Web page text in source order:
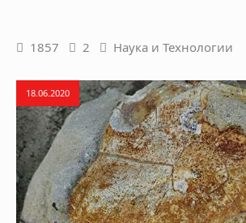
1857 2 Наука и Технологии
18.06.2020